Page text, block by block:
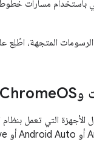
باستخدام مسارات
المتجهة، اطّلِع
OS